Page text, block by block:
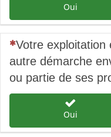
Oui
(Cette question est
Votre exploitation
autre démarche
ou partie de ses
Oui